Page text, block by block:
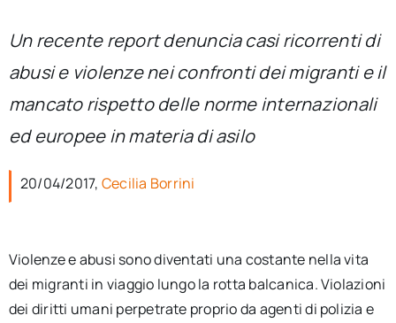
Chi siamo
per:
Un recente report denuncia casi ricorrenti di
abusi e violenze nei confronti dei migranti e il
mancato rispetto delle norme internazionali
ed europee in materia di asilo
20/04/2017, Cecilia Borrini
Violenze e abusi sono diventati una costante nella vita
dei migranti in viaggio lungo la rotta balcanica. Violazioni
dei diritti umani perpetrate proprio da agenti di polizia e